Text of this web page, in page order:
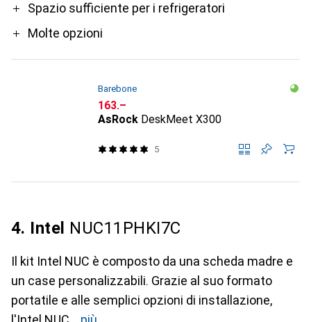
Spazio sufficiente per i refrigeratori
Molte opzioni
Barebone
CHF
163.–
AsRock DeskMeet X300
5
4. Intel NUC11PHKI7C
Il kit Intel NUC è composto da una scheda madre e
un case personalizzabili. Grazie al suo formato
portatile e alle semplici opzioni di installazione,